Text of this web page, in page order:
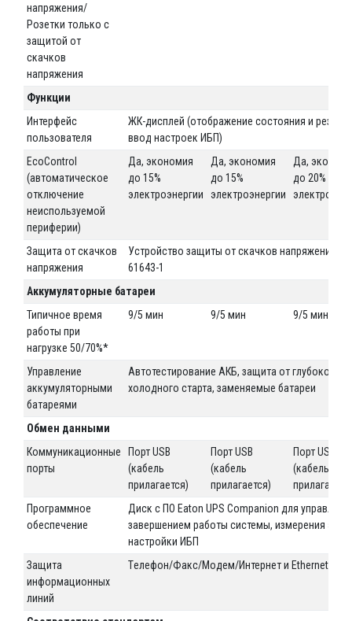
напряжения/
Розетки только с
защитой от
скачков
напряжения
Функции
Интерфейс
пользователя
ЖК-дисплей (отображение состояния и
ввод настроек ИБП)
EcoControl
(автоматическое
отключение
неиспользуемой
периферии)
Да, экономия
до 15%
электроэнергии
Да, экономия
до 15%
электроэнергии
Да,
до 20%
Защита от скачков
напряжения
Устройство защиты от скачков напряжения в
61643-1
Аккумуляторные батареи
Типичное время
работы при
нагрузке 50/70%*
9/5 мин 9/5 мин 9/5 мин
Управление
аккумуляторными
батареями
Автотестирование АКБ, защита от глубокого
холодного старта, заменяемые батареи
Обмен данными
Коммуникационные
порты
Порт USB
(кабель
прилагается)
Порт USB
(кабель
прилагается)
Порт USB
(кабель
Программное
обеспечение
Диск с ПО Eaton UPS Companion для
завершением работы системы, измерения
настройки ИБП
Защита
информационных
линий
Tелефон/Факс/Модем/Интернет и Ethernet